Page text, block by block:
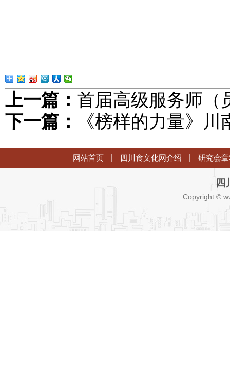
上一篇： 首届高级服务师（
下一篇：
《榜样的力量》川
网站首页 四川食文化网介绍 研究会
Copyright ©